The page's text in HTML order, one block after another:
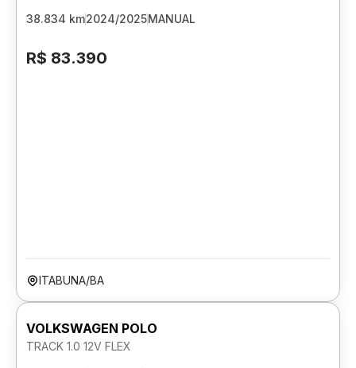
38.834 km2024/2025MANUAL
R$ 83.390
ITABUNA/BA
VOLKSWAGEN POLO
TRACK 1.0 12V FLEX